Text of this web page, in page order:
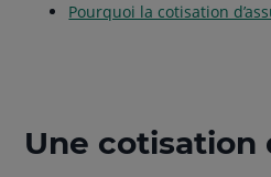
Pourquoi la cotisation
Une cotisation